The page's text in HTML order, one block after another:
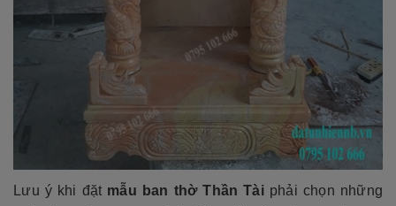
Lưu ý khi đặt mẫu ban thờ Thần Tàiphải chọn những